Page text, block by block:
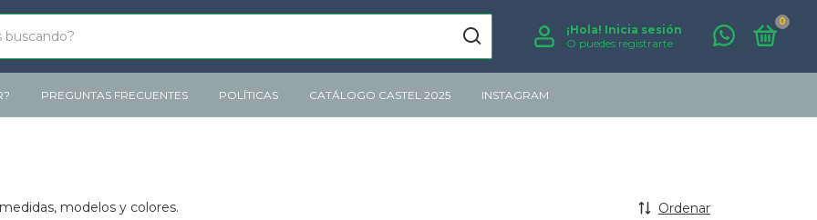
¡Hola! Inicia sesión
O puedes registrarte
0
PREGUNTAS FRECUENTES POLÍTICAS CATÁLOGO CASTEL 2025 INSTAGRAM
modelos y colores. Ordenar